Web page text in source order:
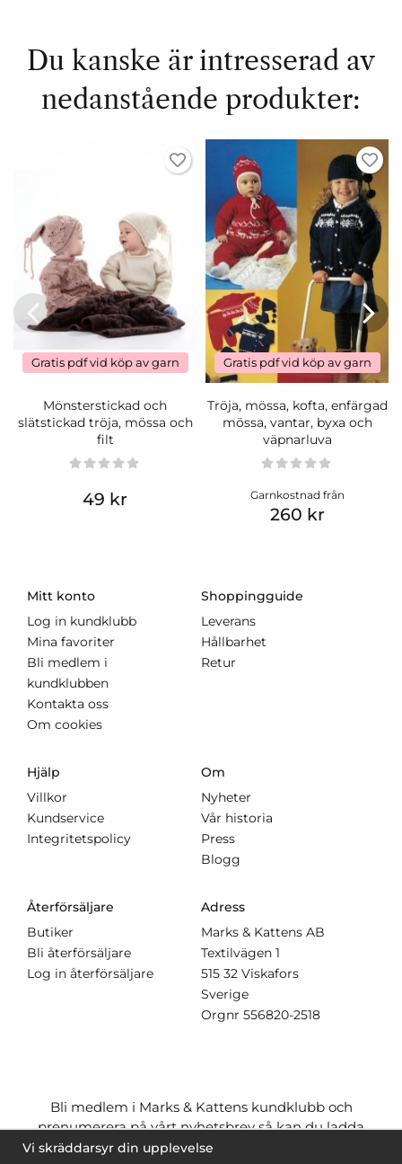
Du kanske är intresserad av
nedanstående produkter:
Gratis pdf vid köp av garn
Mönsterstickad och
slätstickad tröja, mössa och
filt
49 kr
Gratis pdf vid köp av garn
Tröja, mössa, kofta, enfärgad
mössa, vantar, byxa och
väpnarluva
Garnkostnad från
260 kr
Mitt konto
Log in kundklubb
Mina favoriter
Bli medlem i
kundklubben
Kontakta oss
Om cookies
Shoppingguide
Leverans
Hållbarhet
Retur
Hjälp
Villkor
Kundservice
Integritetspolicy
Om
Nyheter
Vår historia
Press
Blogg
Återförsäljare
Butiker
Bli återförsäljare
Log in återförsäljare
Adress
Marks & Kattens AB
Textilvägen 1
515 32 Viskafors
Sverige
Orgnr 556820-2518
Bli medlem i Marks & Kattens kundklubb och
prenumerera på vårt nyhetsbrev så kan du ladda
ner många mönstergratisoch få många
Vi skräddarsyr din upplevelse